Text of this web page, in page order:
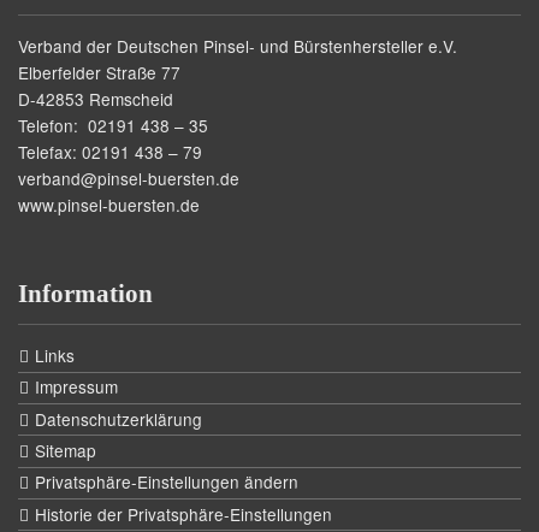
Verband der Deutschen Pinsel- und Bürstenhersteller e.V.
Elberfelder Straße 77
D-42853 Remscheid
Telefon: 02191 438 – 35
Telefax: 02191 438 – 79
verband@pinsel-buersten.de
www.pinsel-buersten.de
Information
Links
Impressum
Datenschutzerklärung
Sitemap
Privatsphäre-Einstellungen ändern
Historie der Privatsphäre-Einstellungen